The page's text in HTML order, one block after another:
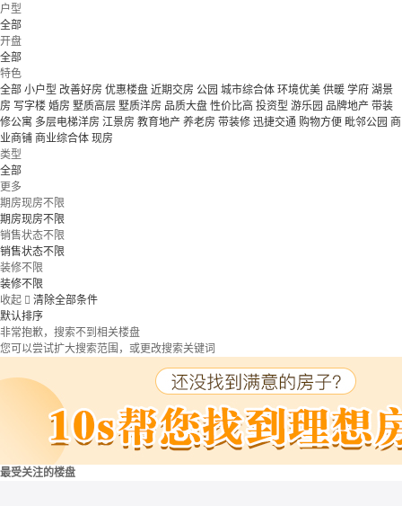
户型
全部
开盘
全部
特色
全部 小户型 改善好房 优惠楼盘 近期交房 公园 城市综合体 环境优美 供暖 学府 湖景
房 写字楼 婚房 墅质高层 墅质洋房 品质大盘 性价比高 投资型 游乐园 品牌地产 带装
修公寓 多层电梯洋房 江景房 教育地产 养老房 带装修 迅捷交通 购物方便 毗邻公园 商
业商铺 商业综合体 现房
类型
全部
更多
期房现房不限
期房现房不限
销售状态不限
销售状态不限
装修不限
装修不限
收起  清除全部条件
默认排序
非常抱歉，搜索不到相关楼盘
您可以尝试扩大搜索范围，或更改搜索关键词
最受关注的楼盘